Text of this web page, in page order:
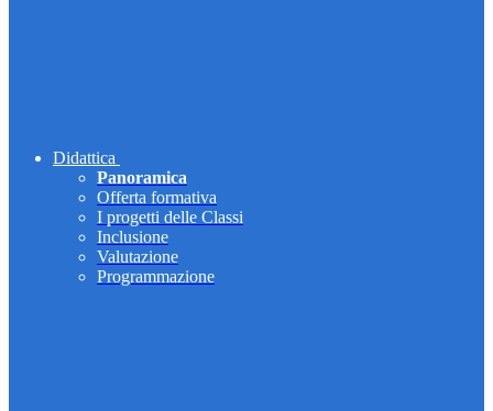
Didattica
Panoramica
Offerta formativa
I progetti delle Classi
Inclusione
Valutazione
Programmazione